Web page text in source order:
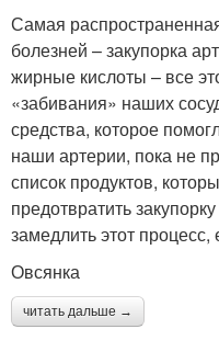
Самая
болезней – закупорка
жирные кислоты – все
«забивания» наших
средства, которое
наши артерии, пока не
список продуктов,
предотвратить
замедлить этот
Овсянка
читать дальше →